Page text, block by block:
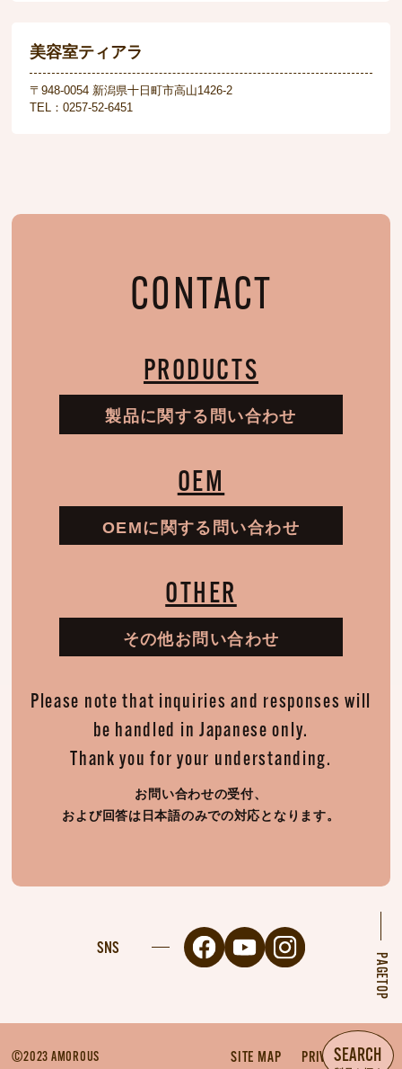
SEARCH
美容室ティアラ
〒948-0054 新潟県十日町市高山1426-2
TEL：0257-52-6451
CONTACT
PRODUCTS
製品に関する問い合わせ
OEM
OEMに関する問い合わせ
OTHER
その他お問い合わせ
Please note that inquiries and responses will
be handled in Japanese only.
Thank you for your understanding.
お問い合わせの受付、
および回答は日本語のみでの対応となります。
SNS
PAGETOP
©2023 AMOROUS SITE MAP PRIVACY POLICY